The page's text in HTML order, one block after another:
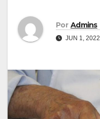
Por Admins
JUN 1, 2022